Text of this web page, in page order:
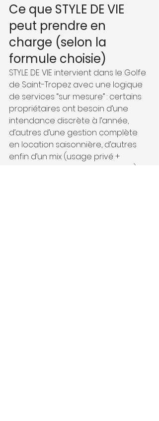
Ce que STYLE DE VIE
peut prendre en
charge (selon la
formule choisie)
STYLE DE VIE intervient dans le Golfe
de Saint-Tropez avec une logique
de services “sur mesure” : certains
propriétaires ont besoin d’une
intendance discrète à l’année,
d’autres d’une gestion complète
en location saisonnière, d’autres
enfin d’un mix (usage privé +
quelques semaines de location).